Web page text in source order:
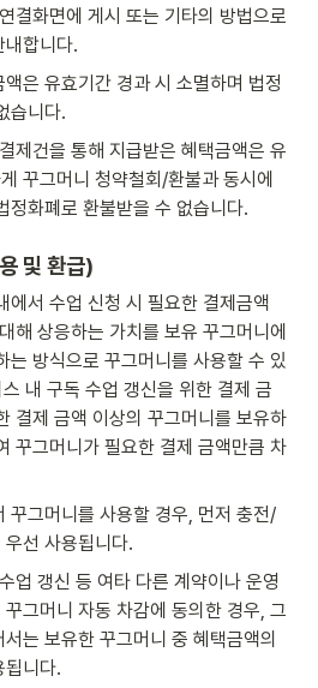
결화면에 게시 또는 기타의 방법으로
내합니다.
은 유효기간 경과 시 소멸하며 법정
습니다.
제건을 통해 지급받은 혜택금액은 유
꾸그머니 청약철회/환불과 동시에
정화폐로 환불받을 수 없습니다.
및 환급)
에서 수업 신청 시 필요한 결제금액
해 상응하는 가치를 보유 꾸그머니에
는 방식으로 꾸그머니를 사용할 수 있
내 구독 수업 갱신을 위한 결제 금
결제 금액 이상의 꾸그머니를 보유하
꾸그머니가 필요한 결제 금액만큼 차
꾸그머니를 사용할 경우, 먼저 충전/
선 사용됩니다.
업 갱신 등 여타 다른 계약이나 운영
그머니 자동 차감에 동의한 경우, 그
는 보유한 꾸그머니 중 혜택금액의
됩니다.